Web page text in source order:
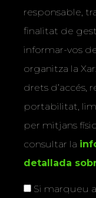
responsable,
finalitat de
informar-vos
organitza la
drets d’accés,
portabilitat,
per mitjans
consultar la
detallada
Si marqueu